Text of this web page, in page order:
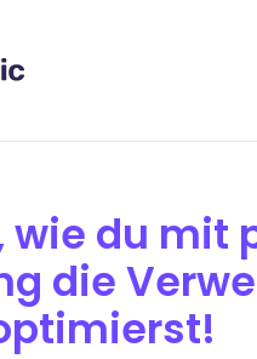
wie du mit
die